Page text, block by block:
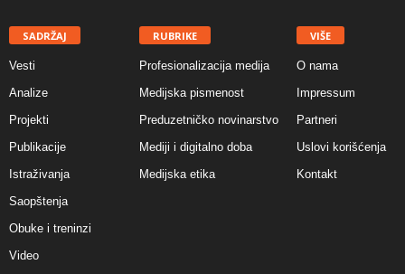
SADRŽAJ
Vesti
Analize
Projekti
Publikacije
Istraživanja
Saopštenja
Obuke i treninzi
Video
RUBRIKE
Profesionalizacija medija
Medijska pismenost
Preduzetničko novinarstvo
Mediji i digitalno doba
Medijska etika
VIŠE
O nama
Impressum
Partneri
Uslovi korišćenja
Kontakt